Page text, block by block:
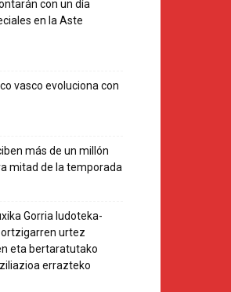
con un día
en la Aste
vasco evoluciona con
más de un millón
mitad de la temporada
Gorria ludoteka-
urtez
eta bertaratutako
errazteko